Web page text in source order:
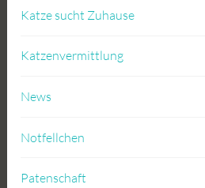
Katze sucht Zuhause
Katzenvermittlung
News
Notfellchen
Patenschaft